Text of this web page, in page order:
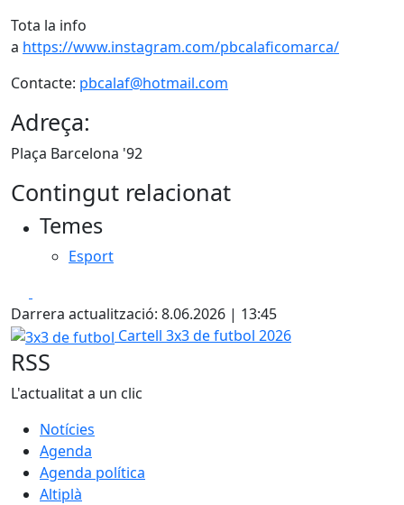
Tota la info
a https://www.instagram.com/pbcalaficomarca/
Contacte: pbcalaf@hotmail.com
Adreça:
Plaça Barcelona '92
Contingut relacionat
Temes
Esport
Darrera actualització: 8.06.2026 | 13:45
3x3 de futbol
Cartell 3x3 de futbol 2026
RSS
L'actualitat a un clic
Notícies
Agenda
Agenda política
Altiplà